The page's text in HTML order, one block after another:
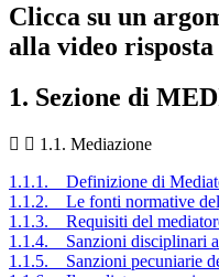
Clicca su un
alla video
1. Sezione di
1.1. Mediazione
1.1.1. Definizione di
1.1.2. Le fonti normative
1.1.3. Requisiti del
1.1.4. Sanzioni disciplinari
1.1.5. Sanzioni pecuniarie